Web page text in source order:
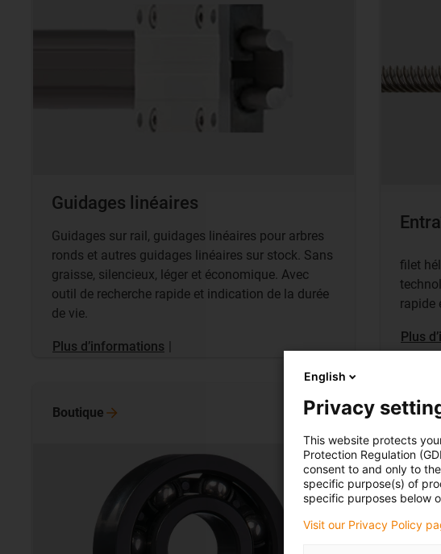
Guidages linéaires
Guidages sur rail, guidages linéaires pour arbres
ronds et autres guidages linéaires sur stock. Sans
graisse, silencieux, léger et économique. Avec
outil de recherche rapide et indication de la durée
de vie.
Plus d’informations |
filet
rapide
Plus
Boutique
English
Privacy
This website protects
Protection Regulation
consent to and only to
specific purpose(s) of
specific purposes below
Visit our Privacy Policy